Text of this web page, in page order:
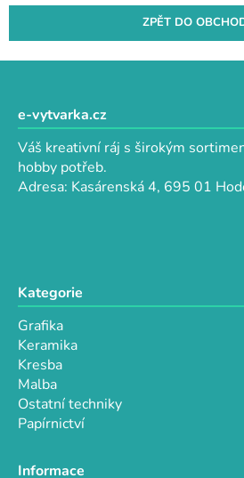
ZPĚT DO
e-vytvarka.cz
Váš kreativní ráj s širokým
hobby potřeb.
Adresa: Kasárenská 4, 695 01
Kategorie
Grafika
Keramika
Kresba
Malba
Ostatní techniky
Papírnictví
Informace